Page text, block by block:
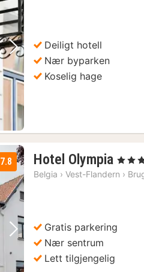
Neste bilde
Deiligt hotell
Nær byparken
Koselig hage
Neste bilde
7.8 Hotel Olympia 1
natt
, 3
Belgia › Vest-Flandern ›
Gratis parkering
Nær sentrum
Lett tilgjengelig